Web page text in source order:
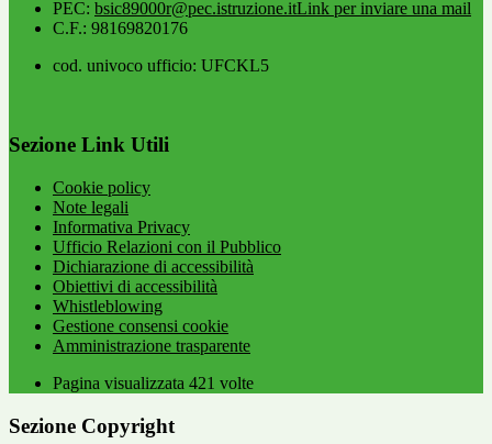
PEC: bsic89000r@pec.istruzione.itLink per inviare una mail
C.F.: 98169820176
cod. univoco ufficio: UFCKL5
Sezione Link Utili
Cookie policy
Note legali
Informativa Privacy
Ufficio Relazioni con il Pubblico
Dichiarazione di accessibilità
Obiettivi di accessibilità
Whistleblowing
Gestione consensi cookie
Amministrazione trasparente
Pagina visualizzata 421 volte
Sezione Copyright